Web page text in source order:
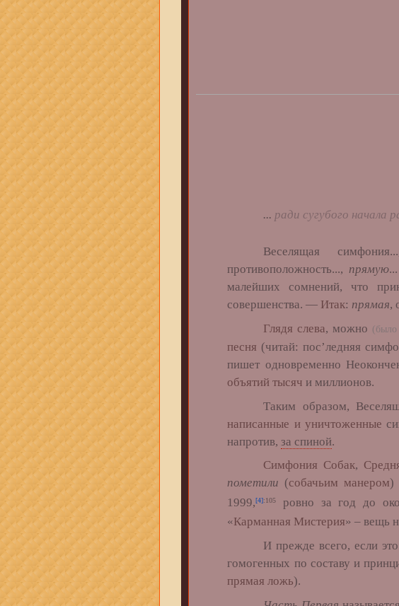
... ради сугубого начала
Веселящая
противоположность..., прямую
малейших сомнений, что
совершенства. — Итак: прямая,
Глядя слева, можно
песня (читай: пос’ледняя
пишет одновременно
объятий тысяч и миллионов.
Таким образом,
написанные и уничтоженные
напротив, за спиной.
Симфония Собак,
пометили (собачьим манером)
1999,[4]:105 ровно за год до
«Карманная Мистерия» – вещь
И прежде всего, если это
гомогенных по составу и
прямая ложь).